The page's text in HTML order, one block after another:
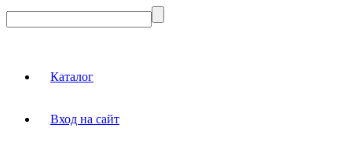
Каталог
Вход на сайт